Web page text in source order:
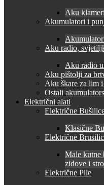
Aku
Akumulatori i
Aku radio,
Aku radio
Aku pištolji za
Aku škare za lim
Ostali
Električni alati
Električne
Klasične
Električne
Male kutne
zidove i
Električne Pile